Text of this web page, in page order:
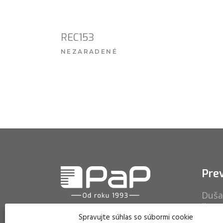
Spravujte súhlas so súbormi cookie
REC153
NEZARADENÉ
PaP sa špecializuje na